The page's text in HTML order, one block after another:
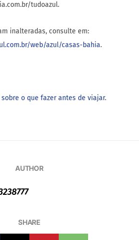
tudoazul.
inalteradas, consulte em:
web/azul/casas-bahia.
sobre o que fazer antes de viajar.
AUTHOR
SHARE